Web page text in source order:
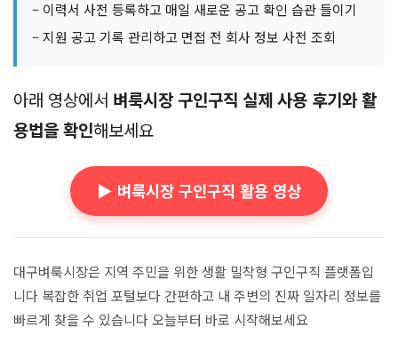
– 이력서 사전 등록하고 매일 새로운 공고 확인 습관 들이기
– 지원 공고 기록 관리하고 면접 전 회사 정보 사전 조회
아래 영상에서 벼룩시장 구인구직 실제 사용 후기와 활
용법을 확인해보세요
▶️ 벼룩시장 구인구직 활용 영상
대구벼룩시장은 지역 주민을 위한 생활 밀착형 구인구직 플랫폼입
니다 복잡한 취업 포털보다 간편하고 내 주변의 진짜 일자리 정보를
빠르게 찾을 수 있습니다 오늘부터 바로 시작해보세요